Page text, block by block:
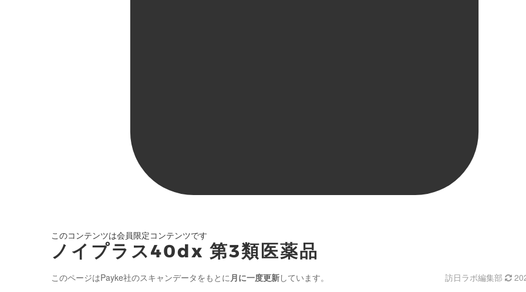
このコンテンツは会員限定コンテンツです
ノイプラス40dx 第3類医薬品
このページはPayke社のスキャンデータをもとに 月に一度更新しています。 訪日ラボ編集部